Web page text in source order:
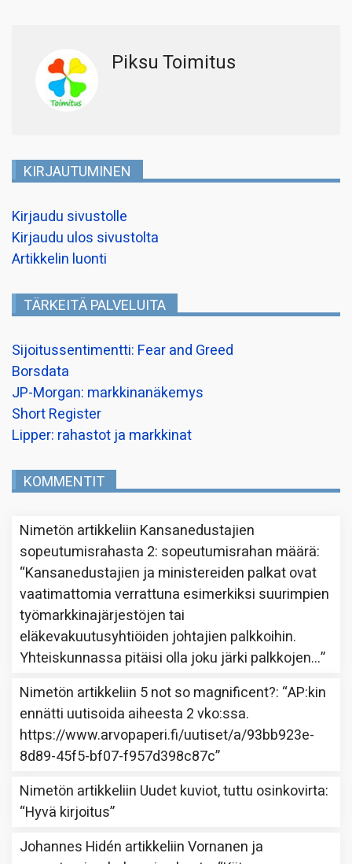
Piksu Toimitus
KIRJAUTUMINEN
Kirjaudu sivustolle
Kirjaudu ulos sivustolta
Artikkelin luonti
TÄRKEITÄ PALVELUITA
Sijoitussentimentti: Fear and Greed
Borsdata
JP-Morgan: markkinanäkemys
Short Register
Lipper: rahastot ja markkinat
KOMMENTIT
Nimetön artikkeliin Kansanedustajien
sopeutumisrahasta 2: sopeutumisrahan määrä:
“Kansanedustajien ja ministereiden palkat ovat
vaatimattomia verrattuna esimerkiksi suurimpien
työmarkkinajärjestöjen tai
eläkevakuutusyhtiöiden johtajien palkkoihin.
Yhteiskunnassa pitäisi olla joku järki palkkojen…”
Nimetön artikkeliin 5 not so magnificent?: “AP:kin
ennätti uutisoida aiheesta 2 vko:ssa.
https://www.arvopaperi.fi/uutiset/a/93bb923e-
8d89-45f5-bf07-f957d398c87c”
Nimetön artikkeliin Uudet kuviot, tuttu osinkovirta:
“Hyvä kirjoitus”
Johannes Hidén artikkeliinVornanen ja